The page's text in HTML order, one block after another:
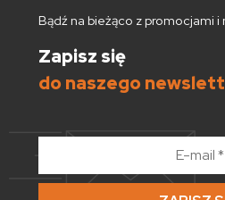
Bądź na bieżąco z promocjami i
Zapisz się
do naszego
*